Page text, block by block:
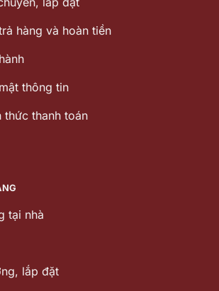
hàng và hoàn tiền
thông tin
thức thanh toán
tại nhà
lắp đặt